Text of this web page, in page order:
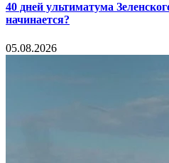
40 дней ультиматума
начинается?
05.08.2026